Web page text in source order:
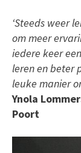
‘Steeds weer
om meer
iedere keer
leren en beter
leuke manier
Ynola
Poort